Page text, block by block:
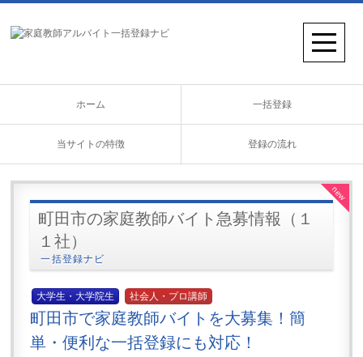
ホーム 一括登録
当サイトの特徴 登録の流れ
町田市の家庭教師バイト急募情報（１
１社）
一括登録ナビ
new
大学生・大学院生 社会人・プロ講師
町田市で家庭教師バイトを大募集！簡
単・便利な一括登録にも対応！